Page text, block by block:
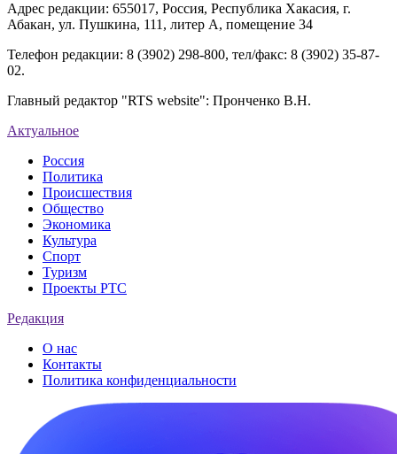
Адрес редакции: 655017, Россия, Республика Хакасия, г.
Абакан, ул. Пушкина, 111, литер А, помещение 34
Телефон редакции: 8 (3902) 298-800, тел/факс: 8 (3902) 35-87-
02.
Главный редактор "RTS website": Пронченко В.Н.
Актуальное
Россия
Политика
Происшествия
Общество
Экономика
Культура
Спорт
Туризм
Проекты РТС
Редакция
О нас
Контакты
Политика конфиденциальности